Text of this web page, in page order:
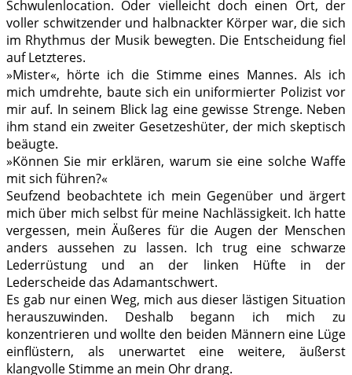
Schwulenlocation. Oder vielleicht doch einen Ort, der
voller schwitzender und halbnackter Körper war, die sich
im Rhythmus der Musik bewegten. Die Entscheidung fiel
auf Letzteres.
»Mister«, hörte ich die Stimme eines Mannes. Als ich
mich umdrehte, baute sich ein uniformierter Polizist vor
mir auf. In seinem Blick lag eine gewisse Strenge. Neben
ihm stand ein zweiter Gesetzeshüter, der mich skeptisch
beäugte.
»Können Sie mir erklären, warum sie eine solche Waffe
mit sich führen?«
Seufzend beobachtete ich mein Gegenüber und ärgert
mich über mich selbst für meine Nachlässigkeit. Ich hatte
vergessen, mein Äußeres für die Augen der Menschen
anders aussehen zu lassen. Ich trug eine schwarze
Lederrüstung und an der linken Hüfte in der
Lederscheide das Adamantschwert.
Es gab nur einen Weg, mich aus dieser lästigen Situation
herauszuwinden. Deshalb begann ich mich zu
konzentrieren und wollte den beiden Männern eine Lüge
einflüstern, als unerwartet eine weitere, äußerst
klangvolle Stimme an mein Ohr drang.